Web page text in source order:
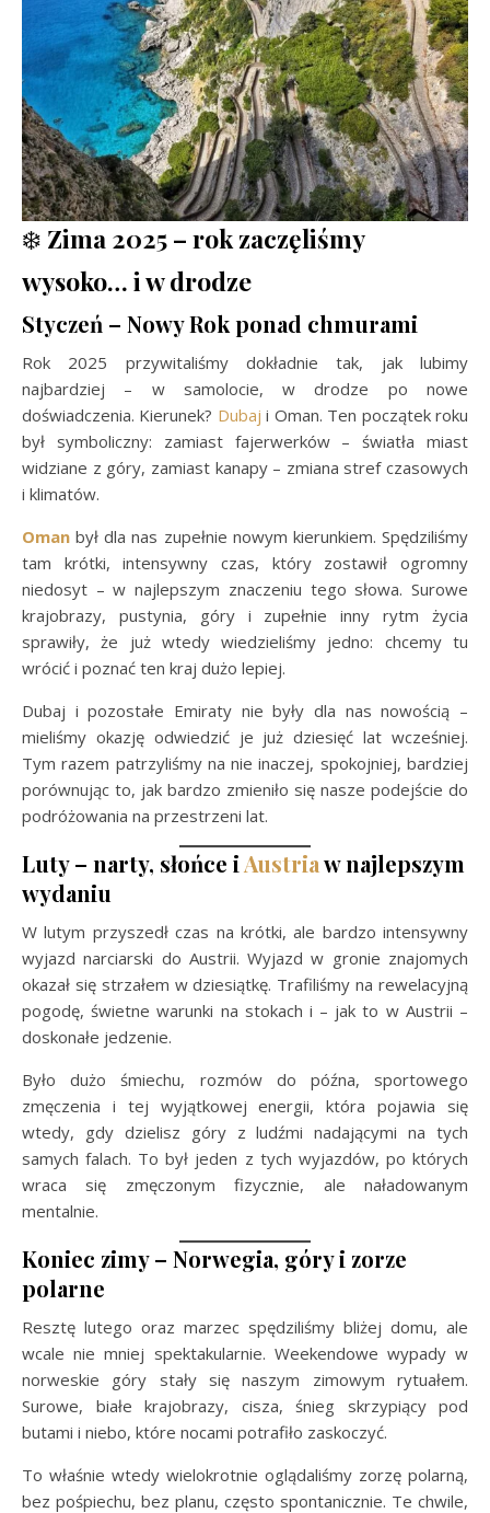
❄️ Zima 2025 – rok zaczęliśmy
wysoko… i w drodze
Styczeń – Nowy Rok ponad chmurami
Rok 2025 przywitaliśmy dokładnie tak, jak lubimy
najbardziej – w samolocie, w drodze po nowe
doświadczenia. Kierunek? Dubaj i Oman. Ten początek roku
był symboliczny: zamiast fajerwerków – światła miast
widziane z góry, zamiast kanapy – zmiana stref czasowych
i klimatów.
Oman był dla nas zupełnie nowym kierunkiem. Spędziliśmy
tam krótki, intensywny czas, który zostawił ogromny
niedosyt – w najlepszym znaczeniu tego słowa. Surowe
krajobrazy, pustynia, góry i zupełnie inny rytm życia
sprawiły, że już wtedy wiedzieliśmy jedno: chcemy tu
wrócić i poznać ten kraj dużo lepiej.
Dubaj i pozostałe Emiraty nie były dla nas nowością –
mieliśmy okazję odwiedzić je już dziesięć lat wcześniej.
Tym razem patrzyliśmy na nie inaczej, spokojniej, bardziej
porównując to, jak bardzo zmieniło się nasze podejście do
podróżowania na przestrzeni lat.
Luty – narty, słońce i Austriaw najlepszym
wydaniu
W lutym przyszedł czas na krótki, ale bardzo intensywny
wyjazd narciarski do Austrii. Wyjazd w gronie znajomych
okazał się strzałem w dziesiątkę. Trafiliśmy na rewelacyjną
pogodę, świetne warunki na stokach i – jak to w Austrii –
doskonałe jedzenie.
Było dużo śmiechu, rozmów do późna, sportowego
zmęczenia i tej wyjątkowej energii, która pojawia się
wtedy, gdy dzielisz góry z ludźmi nadającymi na tych
samych falach. To był jeden z tych wyjazdów, po których
wraca się zmęczonym fizycznie, ale naładowanym
mentalnie.
Koniec zimy – Norwegia, góry i zorze
polarne
Resztę lutego oraz marzec spędziliśmy bliżej domu, ale
wcale nie mniej spektakularnie. Weekendowe wypady w
norweskie góry stały się naszym zimowym rytuałem.
Surowe, białe krajobrazy, cisza, śnieg skrzypiący pod
butami i niebo, które nocami potrafiło zaskoczyć.
To właśnie wtedy wielokrotnie oglądaliśmy zorzę polarną,
bez pośpiechu, bez planu, często spontanicznie. Te chwile,